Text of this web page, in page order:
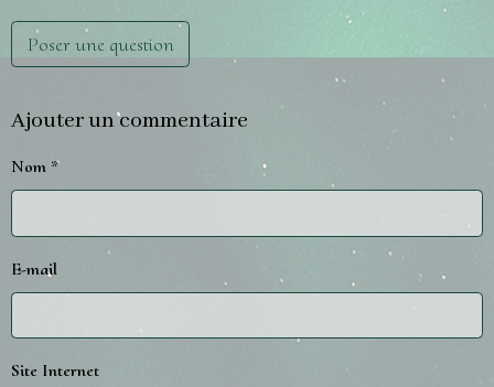
Poser une question
Ajouter un commentaire
Nom
E-mail
Site Internet